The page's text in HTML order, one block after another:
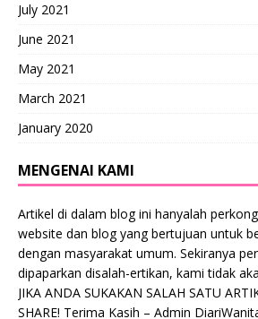
July 2021
June 2021
May 2021
March 2021
January 2020
MENGENAI KAMI
Artikel di dalam blog ini hanyalah
website dan blog yang bertujuan untuk
dengan masyarakat umum. Sekiranya
dipaparkan disalah-ertikan, kami tidak
JIKA ANDA SUKAKAN SALAH SATU
SHARE! Terima Kasih – Admin